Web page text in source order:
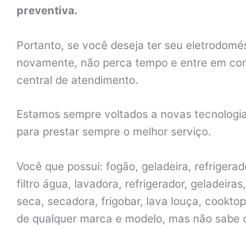
preventiva.
Portanto, se você deseja ter seu
novamente, não perca tempo e entre em
central de atendimento.
Estamos sempre voltados a novas
para prestar sempre o melhor serviço.
Você que possui: fogão, geladeira,
filtro água, lavadora, refrigerador,
seca, secadora, frigobar, lava louça,
de qualquer marca e modelo, mas não sabe